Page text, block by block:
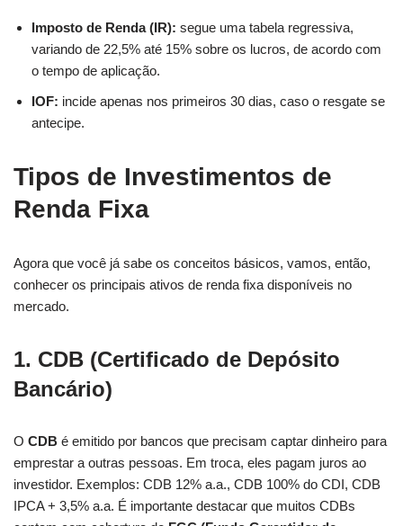
Imposto de Renda (IR): segue uma tabela regressiva,
variando de 22,5% até 15% sobre os lucros, de acordo com
o tempo de aplicação.
IOF: incide apenas nos primeiros 30 dias, caso o resgate se
antecipe.
Tipos de Investimentos de
Renda Fixa
Agora que você já sabe os conceitos básicos, vamos, então,
conhecer os principais ativos de renda fixa disponíveis no
mercado.
1. CDB (Certificado de Depósito
Bancário)
O CDB é emitido por bancos que precisam captar dinheiro para
emprestar a outras pessoas. Em troca, eles pagam juros ao
investidor. Exemplos: CDB 12% a.a., CDB 100% do CDI, CDB
IPCA + 3,5% a.a. É importante destacar que muitos CDBs